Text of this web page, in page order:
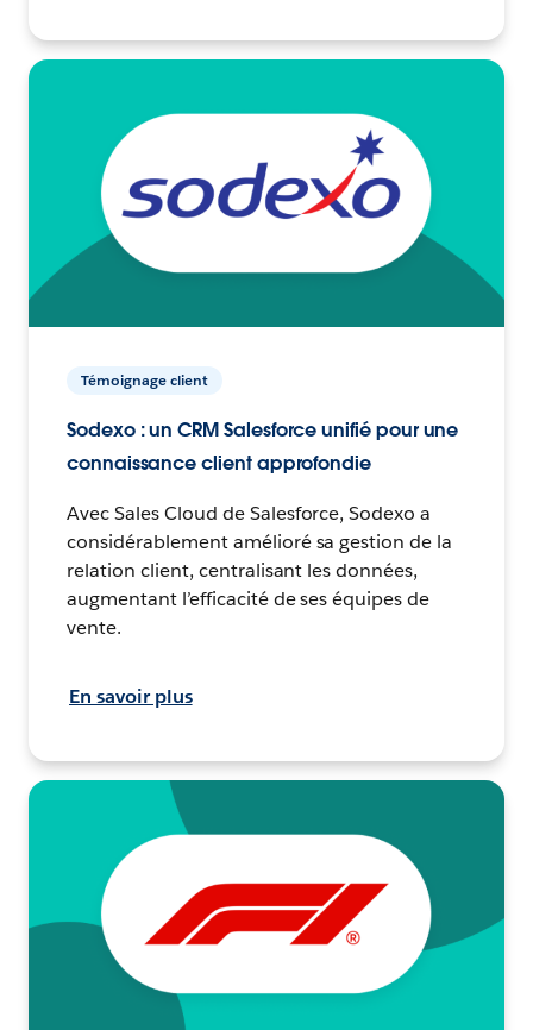
Témoignage client
Sodexo : un CRM Salesforce unifié pour une
connaissance client approfondie
Avec Sales Cloud de Salesforce, Sodexo a
considérablement amélioré sa gestion de la
relation client, centralisant les données,
augmentant l’efficacité de ses équipes de
vente.
En savoir plus